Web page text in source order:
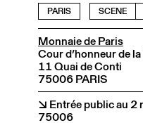
PARIS SCENE
Monnaie de Paris
Cour d’honneur de
11 Quai de Conti
75006 PARIS
↘︎ Entrée public au 2
75006